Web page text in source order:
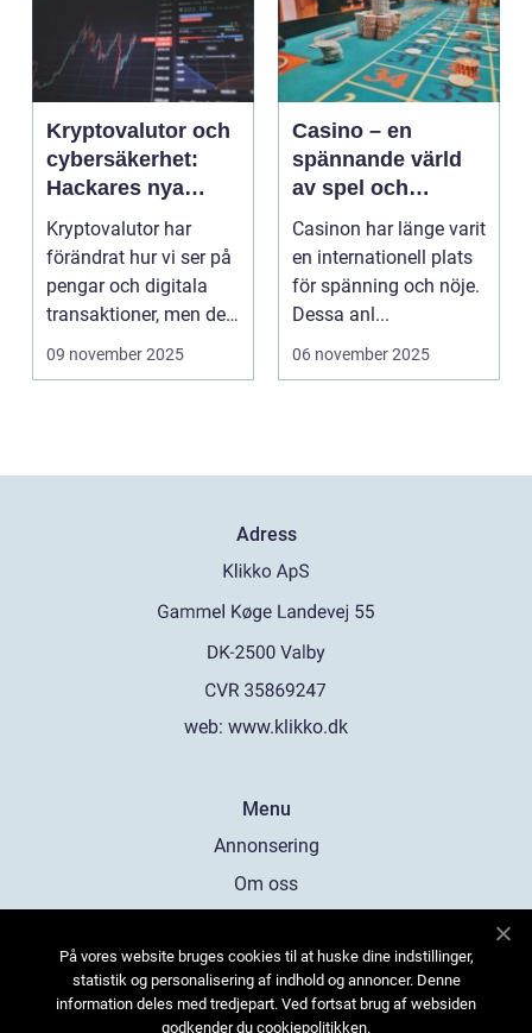
Kryptovalutor och
cybersäkerhet:
Hackares nya
lekplats
Kryptovalutor har
förändrat hur vi ser på
pengar och digitala
transaktioner, men de
...
09 november 2025
Casino – en
spännande värld
av spel och
underhållning
Casinon har länge varit
en internationell plats
för spänning och nöje.
Dessa anl...
06 november 2025
Adress
web: www.klikko.dk
Menu
Annonsering
Om oss
Kontakta oss
Sitemap
På vores website bruges cookies til at huske dine indstillinger,
statistik og personalisering af indhold og annoncer. Denne
information deles med tredjepart. Ved fortsat brug af websiden
godkender du cookiepolitikken.